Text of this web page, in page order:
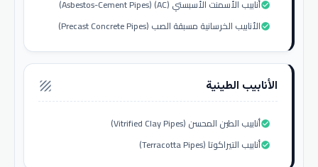
أنابيب الأسمنت الأسبستي (AC) (Asbestos-Cement Pipes)check_circle
الأنابيب الخرسانية مسبقة الصب (Precast Concrete Pipes)check_circle
الأنابيب الطينية texture
أنابيب الطين المحسن (Vitrified Clay Pipes)check_circle
أنابيب التيراكوتا (Terracotta Pipes)check_circle